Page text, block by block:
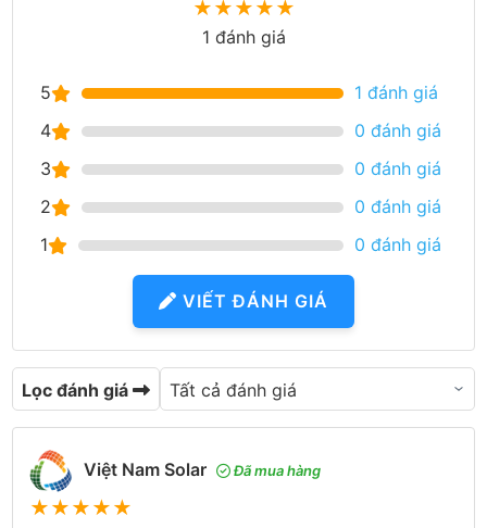
★★★★★
1 đánh giá
5
1 đánh giá
4
0 đánh giá
3
0 đánh giá
2
0 đánh giá
1
0 đánh giá
VIẾT ĐÁNH GIÁ
Lọc đánh giá
Việt Nam Solar Đã mua hàng
★★★★★